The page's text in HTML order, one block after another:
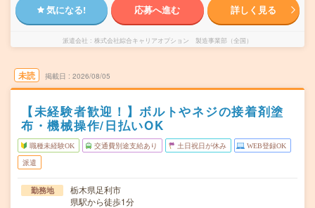
気になる! 応募へ進む 詳しく見る
派遣会社 株式会社綜合キャリアオプション 製造事業部（全国）
未読 掲載日 2026/08/05
【未経験者歓迎！】ボルトやネジの接着剤塗
布・機械操作/日払いOK
職種未経験OK 交通費別途支給あり 土日祝日が休み WEB登録OK
派遣
勤務地
栃木県足利市
県駅から徒歩1分